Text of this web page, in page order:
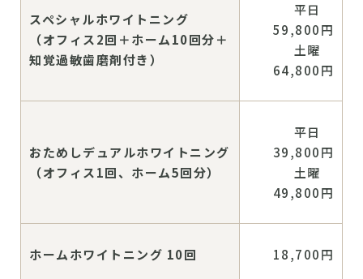
スペシャルホワイトニング
（オフィス2回＋ホーム10回分＋
知覚過敏歯磨剤付き）
平日
59,800円
土曜
64,800円
おためしデュアルホワイトニング
（オフィス1回、ホーム5回分）
平日
39,800円
土曜
49,800円
ホームホワイトニング 10回 18,700円